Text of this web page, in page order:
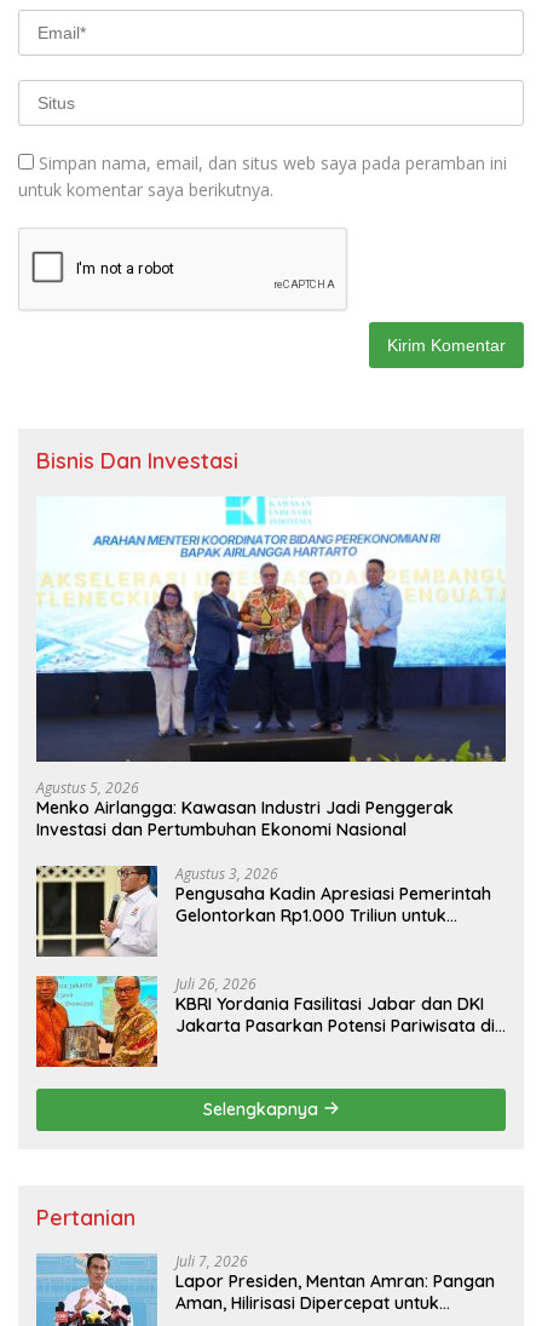
Simpan nama, email, dan situs web saya pada peramban ini
untuk komentar saya berikutnya.
Bisnis Dan Investasi
Agustus 5, 2026
Menko Airlangga: Kawasan Industri Jadi Penggerak
Investasi dan Pertumbuhan Ekonomi Nasional
Agustus 3, 2026
Pengusaha Kadin Apresiasi Pemerintah
Gelontorkan Rp1.000 Triliun untuk
Juli 26, 2026
KBRI Yordania Fasilitasi Jabar dan DKI
Jakarta Pasarkan Potensi Pariwisata di
Selengkapnya
Pertanian
Juli 7, 2026
Lapor Presiden, Mentan Amran: Pangan
Aman, Hilirisasi Dipercepat untuk